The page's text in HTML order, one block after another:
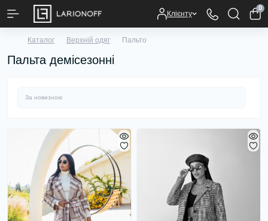
Клієнту
0
Каталог Верхній одяг Пальто
Пальта демісезонні